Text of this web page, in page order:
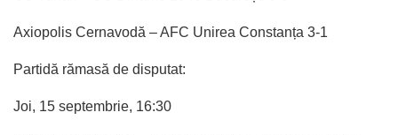
Axiopolis Cernavodă – AFC Unirea Constanța 3-1
Partidă rămasă de disputat:
Joi, 15 septembrie, 16:30